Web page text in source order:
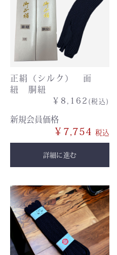
正絹（シルク） 面
紐 胴紐
￥8,162 (税込)
新規会員価格
￥7,754
詳細に進む